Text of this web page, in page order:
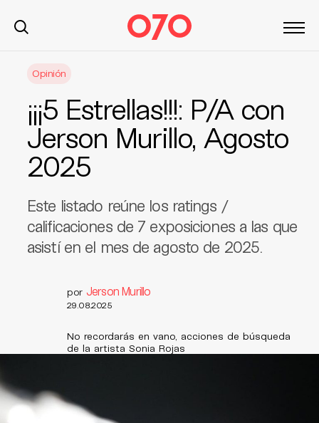
Opinión
¡¡¡5 Estrellas!!!: P/A con
Jerson Murillo, Agosto
2025
Este listado reúne los ratings /
calificaciones de 7 exposiciones a las que
asistí en el mes de agosto de 2025.
por Jerson Murillo
29.08.2025
No recordarás en vano, acciones de búsqueda
de la artista Sonia Rojas